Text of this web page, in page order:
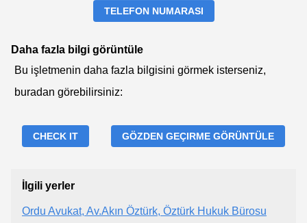
TELEFON NUMARASI
Daha fazla bilgi görüntüle
Bu işletmenin daha fazla bilgisini görmek isterseniz,
buradan görebilirsiniz:
CHECK IT GÖZDEN GEÇIRME GÖRÜNTÜLE
İlgili yerler
Ordu Avukat, Av.Akın Öztürk, Öztürk Hukuk Bürosu